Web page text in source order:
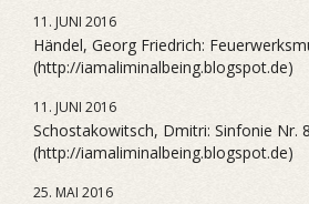
11. JUNI 2016
Händel, Georg Friedrich:
(http://iamaliminalbeing.blogspot.de)
11. JUNI 2016
Schostakowitsch, Dmitri: Sinfonie Nr.
(http://iamaliminalbeing.blogspot.de)
25. MAI 2016